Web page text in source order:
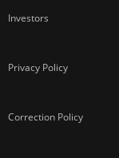
Investors
Privacy Policy
Correction Policy